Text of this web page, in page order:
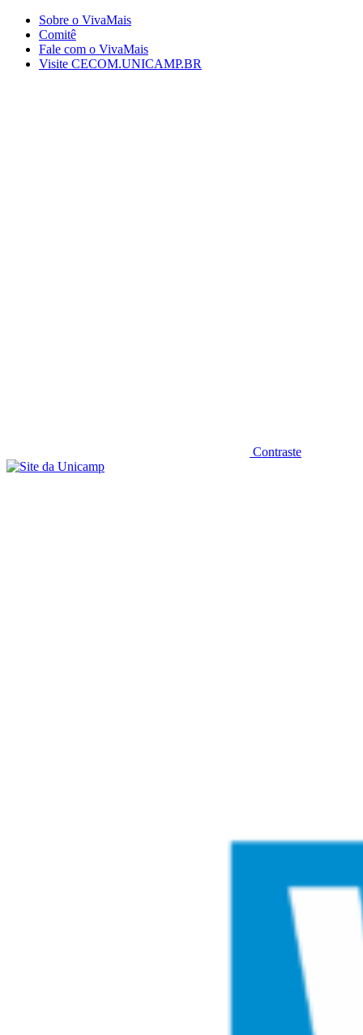
Conteúdo principal Menu principal
Sobre o VivaMais
Comitê
Fale com o VivaMais
Visite CECOM.UNICAMP.BR
Contraste